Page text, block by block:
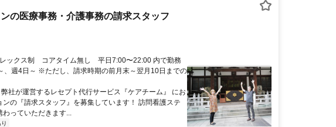
の医療事務・介護事務の請求スタッフ
ックス制 コアタイム無し 平日7:00〜22:00 内で勤務
、週4日～ ※ただし、請求時期の前月末～翌月10日までの
社が運営するレセプト代行サービス『ケアチーム』 にお
ンの『請求スタッフ』を募集しています！ 訪問看護ステ
わっていただきます...